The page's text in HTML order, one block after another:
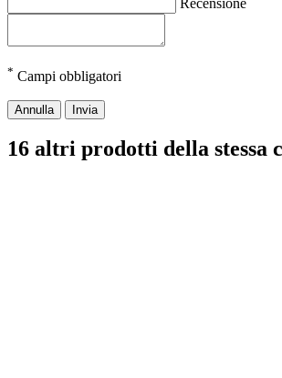
Recensione
* Campi obbligatori
Annulla Invia
16 altri prodotti della stessa